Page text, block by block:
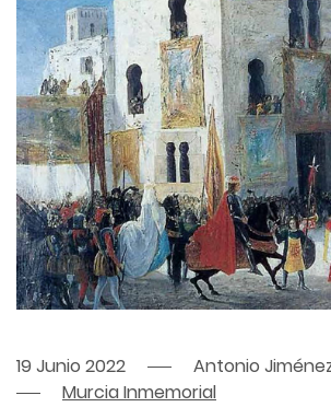
19 Junio 2022
Antonio
Murcia Inmemorial